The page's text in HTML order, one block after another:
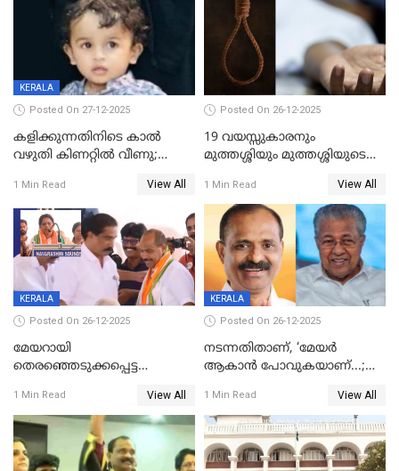
KERALA
Posted On 27-12-2025
കളിക്കുന്നതിനിടെ കാൽ
വഴുതി കിണറ്റിൽ വീണു;
ദാരുണാന്ത്യം
1 Min Read View All
Posted On 26-12-2025
19 വയസ്സുകാരനും
മുത്തശ്ശിയും മുത്തശ്ശിയുടെ
മരിച്ചനിലയിൽ
1 Min Read View All
KERALA
Posted On 26-12-2025
മേയറായി
തെരഞ്ഞെടുക്കപ്പെട്ട
ആദ്യ വോട്ട് അസാധു; കണ്ണൂർ
ഡെപ്യൂട്ടി മേയർ സ്ഥാനത്ത്
താഹിറിന് വിജയം
1 Min Read View All
KERALA
Posted On 26-12-2025
നടന്നതിതാണ്, ‘മേയർ
ആകാൻ പോവുകയാണ്...;
മുഖ്യമന്ത്രിയുടെ ഓഫീസ്
തന്നെ വിശദീകരിയ്ക്കുന്നു;
സത്യമിതാണ്
1 Min Read View All